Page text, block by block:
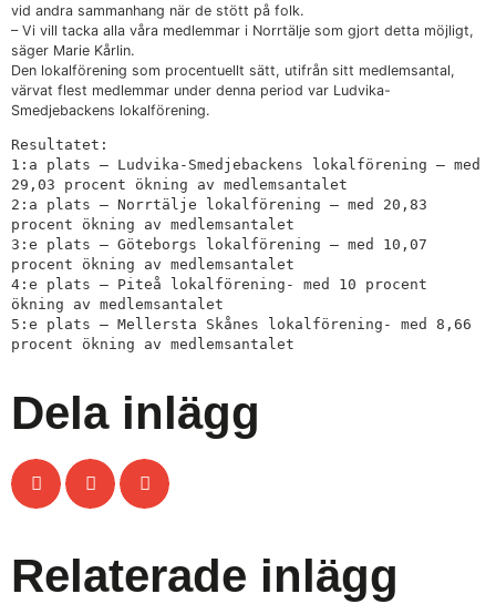
vid andra sammanhang när de stött på folk.
– Vi vill tacka alla våra medlemmar i Norrtälje som gjort detta möjligt,
säger Marie Kårlin.
Den lokalförening som procentuellt sätt, utifrån sitt medlemsantal,
värvat flest medlemmar under denna period var Ludvika-
Smedjebackens lokalförening.
Resultatet:
1:a plats – Ludvika-Smedjebackens lokalförening – med
29,03 procent ökning av medlemsantalet
2:a plats – Norrtälje lokalförening – med 20,83
procent ökning av medlemsantalet
3:e plats – Göteborgs lokalförening – med 10,07
procent ökning av medlemsantalet
4:e plats – Piteå lokalförening- med 10 procent
ökning av medlemsantalet
5:e plats – Mellersta Skånes lokalförening- med 8,66
procent ökning av medlemsantalet
Dela inlägg
Relaterade inlägg